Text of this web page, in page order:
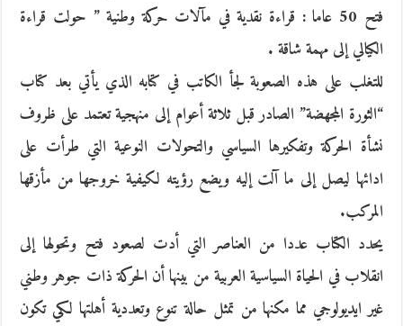
فتح 50 عاما : قراءة نقدية في مآلات حركة وطنية ” حولت قراءة
الكيالي إلى مهمة شاقة .
للتغلب على هذه الصعوبة لجأ الكاتب في كتابه الذي يأتي بعد كتاب
“الثورة المجهضة” الصادر قبل ثلاثة أعوام إلى منهجية تعتمد على ظروف
نشأة الحركة وتفكيرها السياسي والتحولات النوعية التي طرأت على
ادائها ليصل إلى ما آلت إليه ويضع رؤيته لكيفية خروجها من مأزقها
المركب.
يحدد الكتاب عددا من العناصر التي أدت لصعود فتح وتحولها إلى
انقلاب في الحياة السياسية العربية من بينها أن الحركة ذات جوهر وطني
غير ايديولوجي مما مكنها من تمثل حالة تنوع وتعددية أهلتها لكي تكون